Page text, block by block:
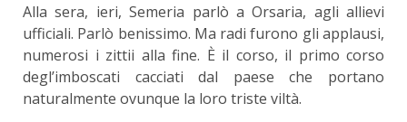
Alla sera, ieri, Semeria parlò a Orsaria, agli allievi
ufficiali. Parlò benissimo. Ma radi furono gli applausi,
numerosi i zittii alla fine. È il corso, il primo corso
degl’imboscati cacciati dal paese che portano
naturalmente ovunque la loro triste viltà.